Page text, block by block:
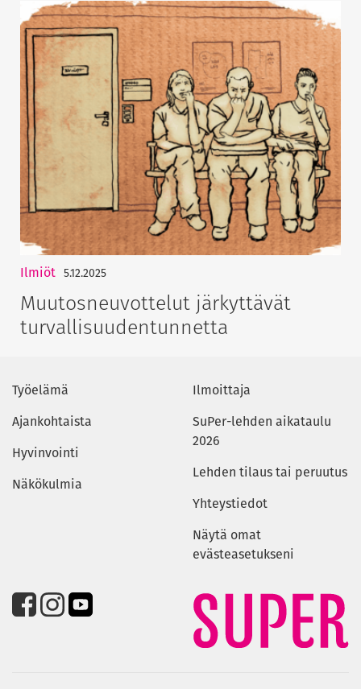
Ilmiöt 5.12.2025
Muutosneuvottelut järkyttävät
turvallisuudentunnetta
Työelämä
Ajankohtaista
Hyvinvointi
Näkökulmia
Ilmoittaja
SuPer-lehden aikataulu
2026
Lehden tilaus tai peruutus
Yhteystiedot
Näytä omat
evästeasetukseni